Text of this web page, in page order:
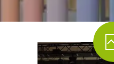
-- PRADINUKO
-- MOKYKLOS